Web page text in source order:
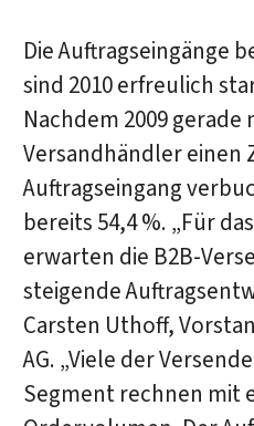
Die Auftragseingänge
sind 2010 erfreulich
Nachdem 2009 gerade
Versandhändler einen
Auftragseingang
bereits 54,4 %. „Für
erwarten die B2B-
steigende
Carsten Uthoff,
AG. „Viele der
Segment rechnen mit